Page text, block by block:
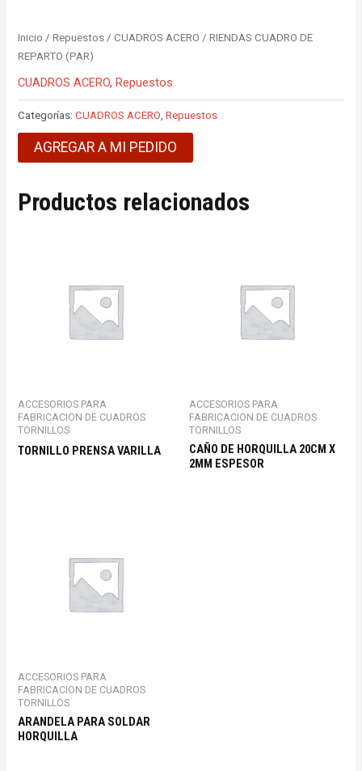
Inicio /Repuestos /CUADROS ACERO / RIENDAS CUADRO DE
REPARTO (PAR)
CUADROS ACERO,Repuestos
Categorías:CUADROS ACERO ,Repuestos
AGREGAR A MI PEDIDO
Productos relacionados
ACCESORIOS PARA
FABRICACION DE CUADROS
TORNILLOS
TORNILLO PRENSA VARILLA
ACCESORIOS PARA
FABRICACION DE CUADROS
TORNILLOS
CAÑO DE HORQUILLA 20CM X
2MM ESPESOR
ACCESORIOS PARA
FABRICACION DE CUADROS
TORNILLOS
ARANDELA PARA SOLDAR
HORQUILLA